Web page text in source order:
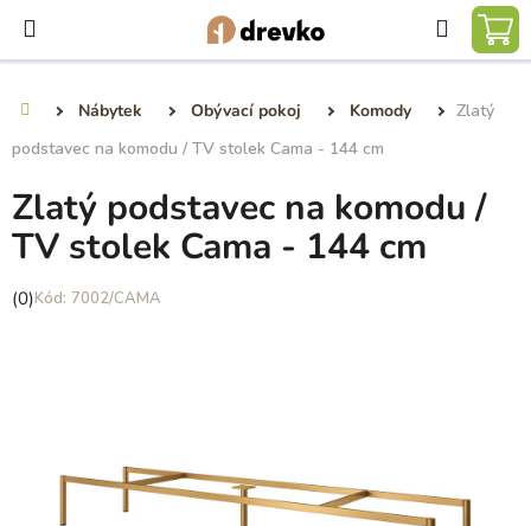
obsah
Hledat
Nábytek Obývací pokoj Komody
Zlatý
podstavec na komodu / TV stolek Cama - 144 cm
Zlatý podstavec na komodu /
TV stolek Cama - 144 cm
Průměrné
(0) 7002/CAMA